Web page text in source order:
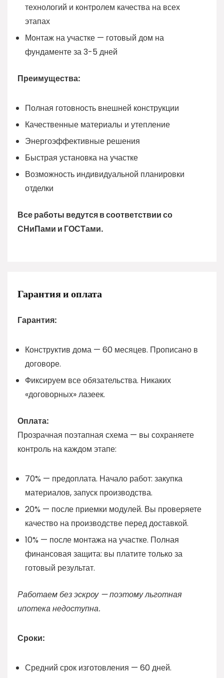
технологий и контролем качества на всех
этапах
Монтаж на участке — готовый дом на
фундаменте за 3-5 дней
Преимущества:
Полная готовность внешней конструкции
Качественные материалы и утепление
Энергоэффективные решения
Быстрая установка на участке
Возможность индивидуальной планировки
отделки
Все работы ведутся в соответствии со
СНиПами и ГОСТами.
Гарантия и оплата
Гарантия:
Конструктив дома — 60 месяцев. Прописано в
договоре.
Фиксируем все обязательства. Никаких
«договорных» лазеек.
Оплата:
Прозрачная поэтапная схема — вы сохраняете
контроль на каждом этапе:
70% — предоплата. Начало работ: закупка
материалов, запуск производства.
20% — после приемки модулей. Вы проверяете
качество на производстве перед доставкой.
10% — после монтажа на участке. Полная
финансовая защита: вы платите только за
готовый результат.
Работаем без эскроу — поэтому льготная
ипотека недоступна.
Сроки:
Средний срок изготовления — 60 дней.